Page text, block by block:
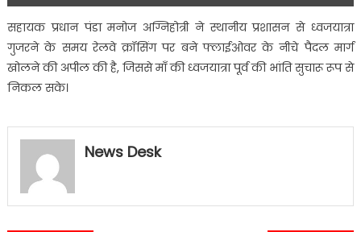
सहायक प्रधान पंडा मनोज अग्निहोत्री ने स्थानीय प्रशासन से ध्वजयात्रा
गुजरने के समय रेलवे क्रॉसिंग पर बने फ्लाईओवर के नीचे पैदल मार्ग
खोलने की अपील की है, जिससे माँ की ध्वजयात्रा पूर्व की भांति सुचारू रूप से
निकल सके।
News Desk